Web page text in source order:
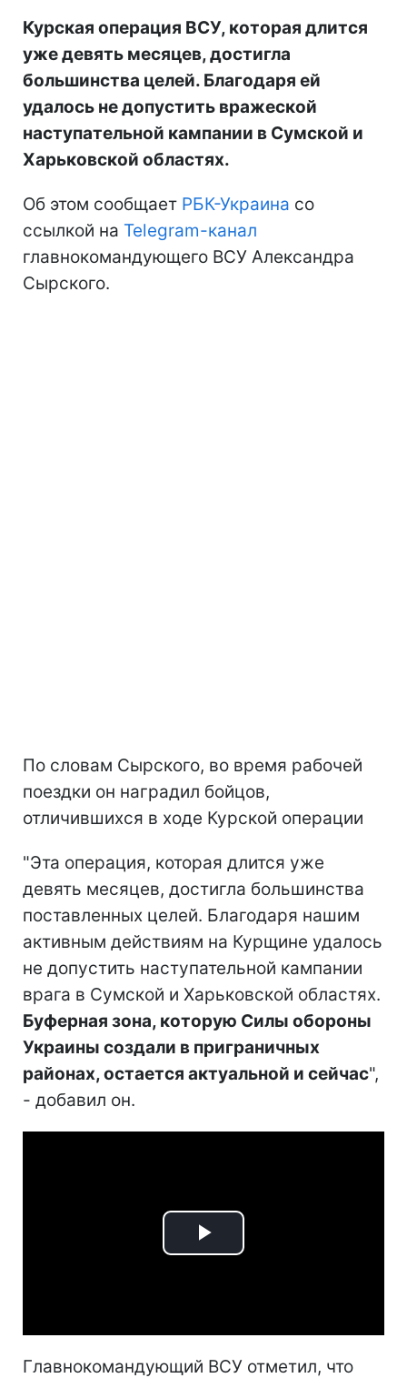
Курская операция ВСУ, которая длится
уже девять месяцев, достигла
большинства целей. Благодаря ей
удалось не допустить вражеской
наступательной кампании в Сумской и
Харьковской областях.
Об этом сообщает РБК-Украина со
ссылкой на Telegram-канал
главнокомандующего ВСУ Александра
Сырского.
По словам Сырского, во время рабочей
поездки он наградил бойцов,
отличившихся в ходе Курской операции
"Эта операция, которая длится уже
девять месяцев, достигла большинства
поставленных целей. Благодаря нашим
активным действиям на Курщине удалось
не допустить наступательной кампании
врага в Сумской и Харьковской областях.
Буферная зона, которую Силы обороны
Украины создали в приграничных
районах, остается актуальной и сейчас",
- добавил он.
Play
Главнокомандующий ВСУ отметил, что